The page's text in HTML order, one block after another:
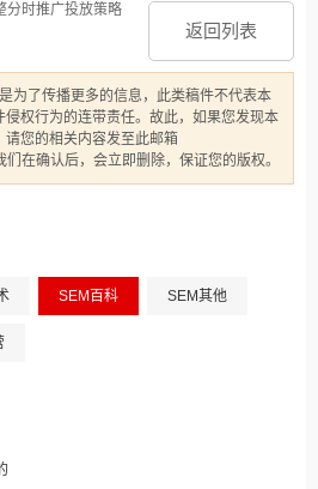
分时推广投放策略
返回列表
为了传播更多的信息，此类稿件不代表本
侵权行为的连带责任。故此，如果您发现本
请您的相关内容发至此邮箱
们在确认后，会立即删除，保证您的版权。
SEM百科 SEM其他